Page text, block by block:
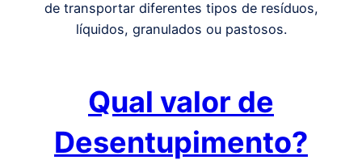
de transportar diferentes tipos de resíduos,
líquidos, granulados ou pastosos.
Qual valor de
Desentupimento?